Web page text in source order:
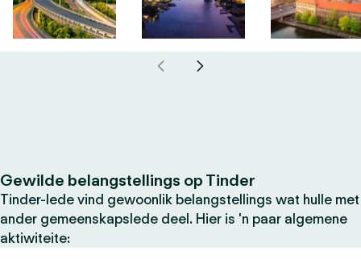
Gewilde belangstellings op Tinder
Tinder-lede vind gewoonlik belangstellings wat hulle met
ander gemeenskapslede deel. Hier is 'n paar algemene
aktiwiteite: